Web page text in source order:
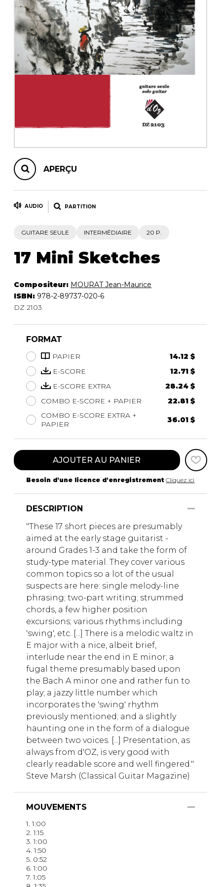
AUTRES PRODUITS
APERÇU
AUDIO PARTITION
GUITARE SEULE INTERMÉDIAIRE 20 P.
17 Mini Sketches
Compositeur: MOURAT Jean-Maurice
ISBN: 978-2-89737-020-6
DZ 2103
FORMAT
PAPIER
14.12 $
E-SCORE
12.71 $
E-SCORE EXTRA
28.24 $
COMBO E-SCORE + PAPIER
22.81 $
COMBO E-SCORE EXTRA +
PAPIER
36.01 $
AJOUTER AU PANIER
Besoin d'une licence d'enregistrement Cliquez ici
DESCRIPTION
"These 17 short pieces are presumably
aimed at the early stage guitarist -
around Grades 1-3 and take the form of
study-type material. They cover various
common topics so a lot of the usual
suspects are here: single melody-line
phrasing; two-part writing; strummed
chords, a few higher position
excursions; various rhythms including
'swing', etc. [...] There is a melodic waltz in
E major with a nice, albeit brief,
interlude near the end in E minor; a
fugal theme presumably based upon
the Bach A minor one and rather fun to
play; a jazzy little number which
incorporates the 'swing' rhythm
previously mentioned; and a slightly
haunting one in the form of a dialogue
between two voices. [...] Presentation, as
always from d'OZ, is very good with
clearly readable score and well fingered."
Steve Marsh (Classical Guitar Magazine)
MOUVEMENTS
1. 1:00
2. 1:15
3. 1:00
4. 1:50
5. 0:52
6. 1:00
7. 1:05